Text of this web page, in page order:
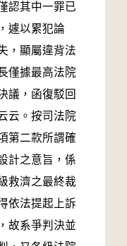
認其中一罪已
遽以累犯論
，顯屬違背法
僅據最高法院
議，函復駁回
云。按司法院
第二款所謂確
計之意旨，係
救濟之最終裁
依法提起上訴
故系爭判決並